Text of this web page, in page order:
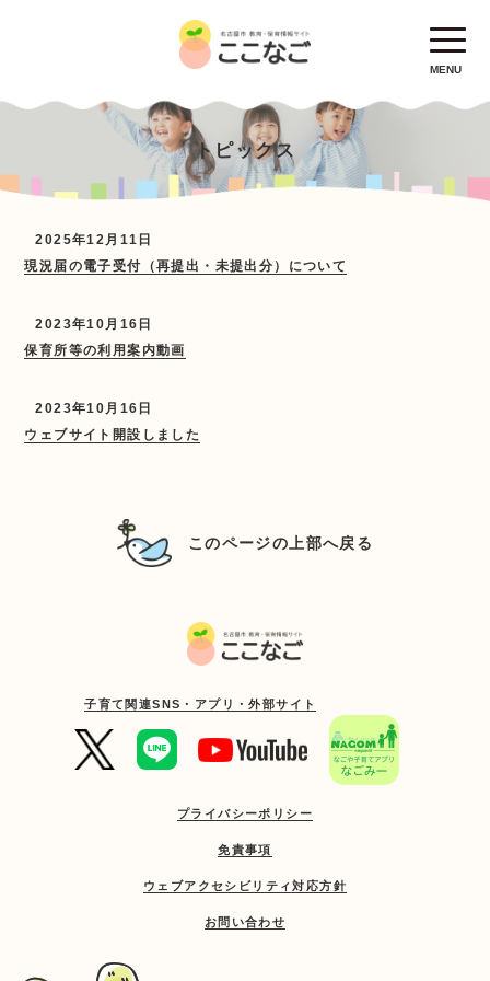
MENU
トピックス
2025年12月11日
現況届の電子受付（再提出・未提出分）について
2023年10月16日
保育所等の利用案内動画
2023年10月16日
ウェブサイト開設しました
このページの上部へ戻る
子育て関連SNS・アプリ・外部サイト
プライバシーポリシー
免責事項
ウェブアクセシビリティ対応方針
お問い合わせ